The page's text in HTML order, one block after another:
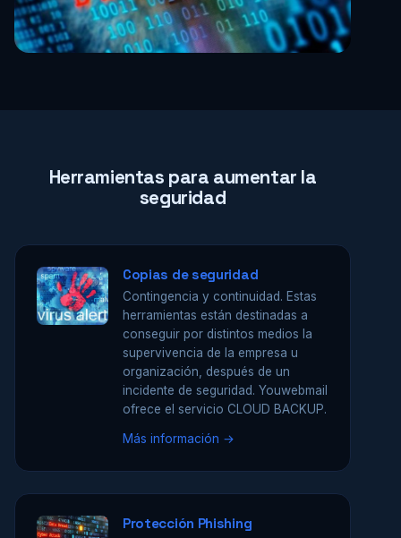
Herramientas para aumentar la
seguridad
Copias de seguridad
Contingencia y continuidad. Estas
herramientas están destinadas a
conseguir por distintos medios la
supervivencia de la empresa u
organización, después de un
incidente de seguridad. Youwebmail
ofrece el servicio CLOUD BACKUP.
Más información →
Protección Phishing